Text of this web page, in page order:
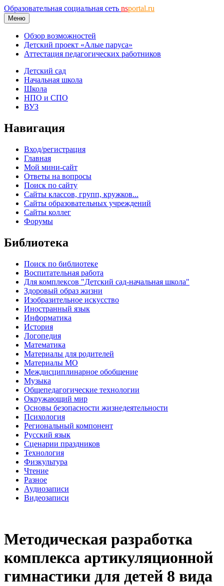
Образовательная социальная сеть nsportal.ru
Меню
Обзор возможностей
Детский проект «Алые паруса»
Аттестация педагогических работников
Детский сад
Начальная школа
Школа
НПО и СПО
ВУЗ
Навигация
Вход/регистрация
Главная
Мой мини-сайт
Ответы на вопросы
Поиск по сайту
Сайты классов, групп, кружков...
Сайты образовательных учреждений
Сайты коллег
Форумы
Библиотека
Поиск по библиотеке
Воспитательная работа
Для комплексов "Детский сад-начальная школа"
Здоровый образ жизни
Изобразительное искусство
Иностранный язык
Информатика
История
Логопедия
Математика
Материалы для родителей
Материалы МО
Междисциплинарное обобщение
Музыка
Общепедагогические технологии
Окружающий мир
Основы безопасности жизнедеятельности
Психология
Региональный компонент
Русский язык
Сценарии праздников
Технология
Физкультура
Чтение
Разное
Аудиозаписи
Видеозаписи
Методическая разработка
комплекса артикуляционной
гимнастики для детей 8 вида